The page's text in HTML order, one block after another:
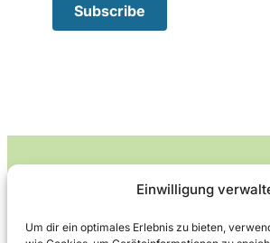
Einwilligung
Um dir ein optimales Erlebnis zu bieten,
Leckerlife